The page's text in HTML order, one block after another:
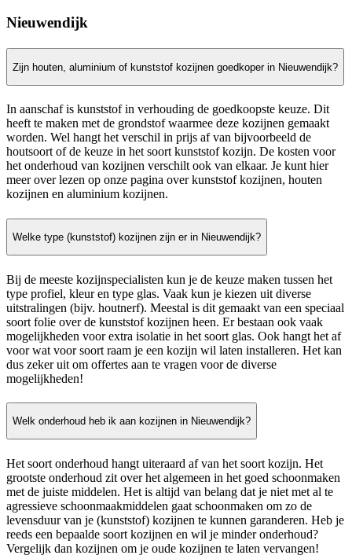
Nieuwendijk
Zijn houten, aluminium of kunststof kozijnen goedkoper in Nieuwendijk?
In aanschaf is kunststof in verhouding de goedkoopste keuze. Dit
heeft te maken met de grondstof waarmee deze kozijnen gemaakt
worden. Wel hangt het verschil in prijs af van bijvoorbeeld de
houtsoort of de keuze in het soort kunststof kozijn. De kosten voor
het onderhoud van kozijnen verschilt ook van elkaar. Je kunt hier
meer over lezen op onze pagina over kunststof kozijnen, houten
kozijnen en aluminium kozijnen.
Welke type (kunststof) kozijnen zijn er in Nieuwendijk?
Bij de meeste kozijnspecialisten kun je de keuze maken tussen het
type profiel, kleur en type glas. Vaak kun je kiezen uit diverse
uitstralingen (bijv. houtnerf). Meestal is dit gemaakt van een speciaal
soort folie over de kunststof kozijnen heen. Er bestaan ook vaak
mogelijkheden voor extra isolatie in het soort glas. Ook hangt het af
voor wat voor soort raam je een kozijn wil laten installeren. Het kan
dus zeker uit om offertes aan te vragen voor de diverse
mogelijkheden!
Welk onderhoud heb ik aan kozijnen in Nieuwendijk?
Het soort onderhoud hangt uiteraard af van het soort kozijn. Het
grootste onderhoud zit over het algemeen in het goed schoonmaken
met de juiste middelen. Het is altijd van belang dat je niet met al te
agressieve schoonmaakmiddelen gaat schoonmaken om zo de
levensduur van je (kunststof) kozijnen te kunnen garanderen. Heb je
reeds een bepaalde soort kozijnen en wil je minder onderhoud?
Vergelijk dan kozijnen om je oude kozijnen te laten vervangen!